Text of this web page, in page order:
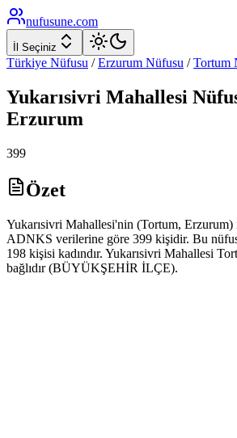
nufusune.com
İl Seçiniz
Türkiye Nüfusu / Erzurum Nüfusu / Tortum
Yukarısivri Mahallesi
Erzurum
399
Özet
Yukarısivri Mahallesi'nin (Tortum, Erzurum)
ADNKS verilerine göre 399 kişidir. Bu
198 kişisi kadındır. Yukarısivri Mahallesi
bağlıdır (BÜYÜKŞEHİR İLÇE).